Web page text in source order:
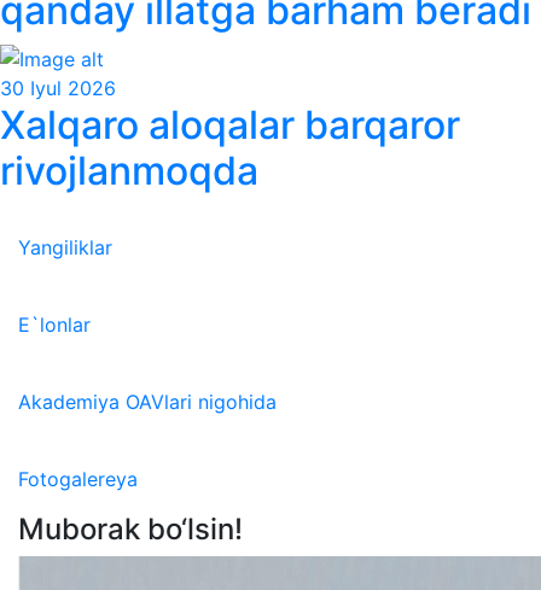
qanday illatga barham beradi
30 Iyul 2026
Xalqaro aloqalar barqaror
rivojlanmoqda
Yangiliklar
E`lonlar
Akademiya OAVlari nigohida
Fotogalereya
Muborak bo‘lsin!